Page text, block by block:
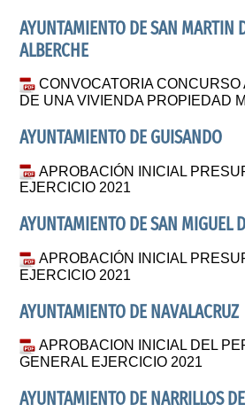
AYUNTAMIENTO DE SAN MARTIN
ALBERCHE
CONVOCATORIA
DE UNA VIVIENDA PROPIEDAD
AYUNTAMIENTO DE GUISANDO
APROBACIÓN INICIAL
EJERCICIO 2021
AYUNTAMIENTO DE SAN MIGUEL
APROBACIÓN INICIAL
EJERCICIO 2021
AYUNTAMIENTO DE NAVALACRUZ
APROBACION INICIAL DEL
GENERAL EJERCICIO 2021
AYUNTAMIENTO DE NARRILLOS